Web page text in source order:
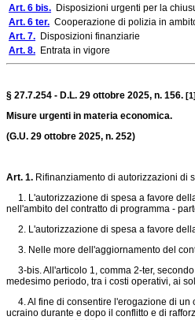
Art. 6 bis. Disposizioni urgenti per la
Art. 6 ter. Cooperazione di polizia in
Art. 7. Disposizioni finanziarie
Art. 8. Entrata in vigore
§ 27.7.254 - D.L. 29 ottobre 2025, n. 156. [1]
Misure urgenti in materia economica.
(G.U. 29 ottobre 2025, n. 252)
Art. 1. Rifinanziamento di autorizzazioni di
1. L'autorizzazione di spesa a favore
nell'ambito del contratto di programma -
2. L'autorizzazione di spesa a favore
3. Nelle more dell'aggiornamento del
3-bis. All'articolo 1, comma 2-ter, secondo
medesimo periodo, tra i costi operativi, ai
4. Al fine di consentire l'erogazione di un
ucraino durante e dopo il conflitto e di